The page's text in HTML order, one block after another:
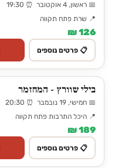
📅 ראשון, 4 אוקטובר ⏰ 19:30
📍 שרת פתח תקווה
126 ₪
📋 פרטים נוספים
בילי שוורץ - המחזמר
📅 חמישי, 19 נובמבר ⏰ 20:30
📍 היכל התרבות פתח תקווה
189 ₪
📋 פרטים נוספים